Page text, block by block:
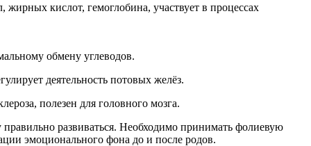
кислот, гемоглобина, участвует в процессах
обмену углеводов.
деятельность потовых желёз.
полезен для головного мозга.
развиваться. Необходимо принимать фолиевую
эмоционального фона до и после родов.